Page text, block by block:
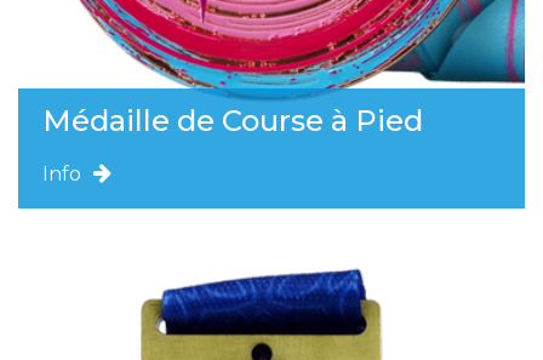
Médaille de Course à Pied
Info